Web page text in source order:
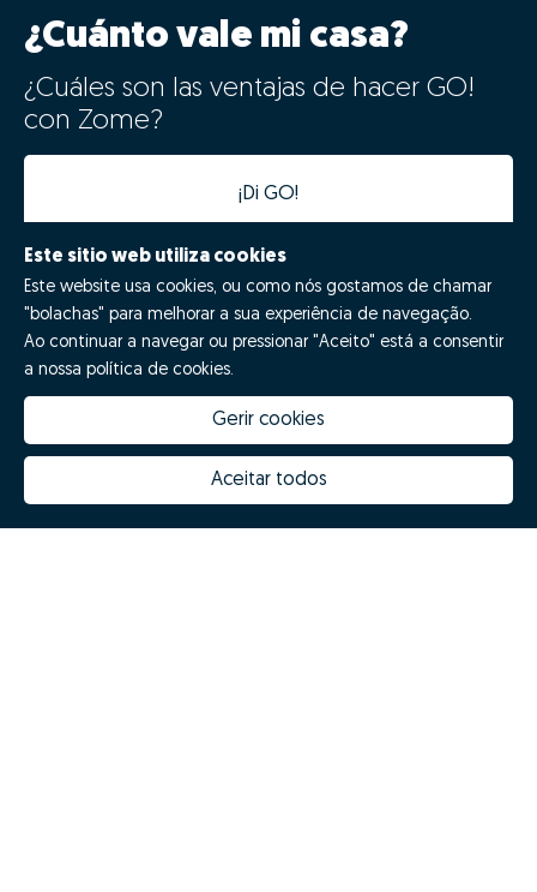
¿Cuánto vale mi casa?
¿Cuáles son las ventajas de hacer GO!
con Zome?
¡Di GO!
Porquê escolher a Zome
Inovação Zome
Hubs Zome
Este sitio web utiliza cookies
Este website usa cookies, ou como nós gostamos de chamar
"bolachas" para melhorar a sua experiência de navegação.
Ao continuar a navegar ou pressionar "Aceito" está a consentir
a nossa política de cookies.
Gerir cookies
Aceitar todos